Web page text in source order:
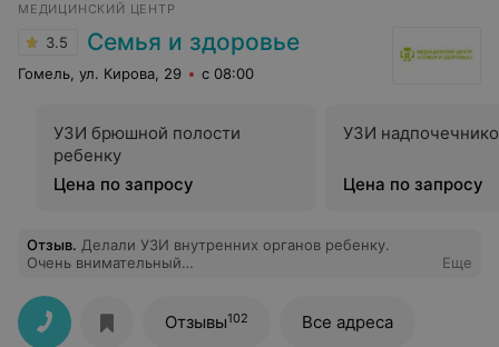
МЕДИЦИНСКИЙ ЦЕНТР
3.5 Семья и здоровье
Гомель, ул. Кирова, 29 с 08:00
УЗИ брюшной полости
ребенку
Цена по запросу
УЗИ
Цена по запросу
Отзыв. Делали УЗИ внутренних органов ребенку.
Очень внимательный
первичные рекомендации. Спасибо за качественное
обслуживание.
Еще
Отзывы102 Все адреса